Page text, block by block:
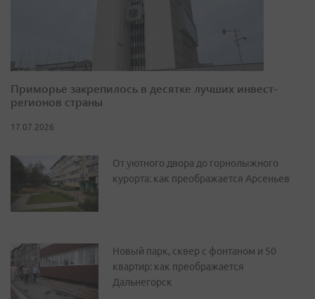
Приморье закрепилось в десятке лучших инвест-
регионов страны
17.07.2026
От уютного двора до горнолыжного
курорта: как преображается Арсеньев
Новый парк, сквер с фонтаном и 50
квартир: как преображается
Дальнегорск